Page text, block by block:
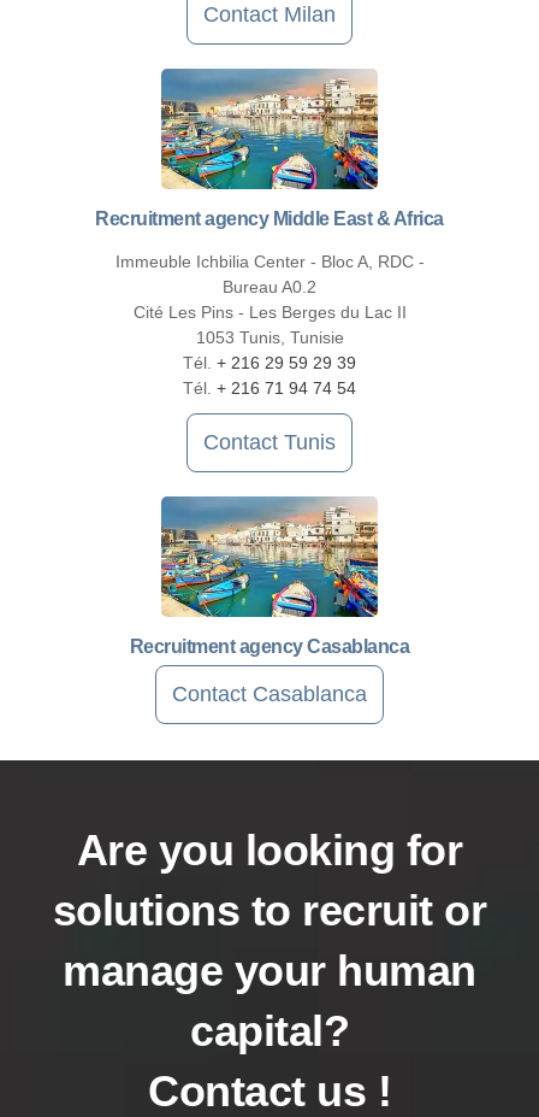
Contact Milan
Recruitment agency Middle East & Africa
Immeuble Ichbilia Center - Bloc A, RDC -
Bureau A0.2
Cité Les Pins - Les Berges du Lac II
1053 Tunis, Tunisie
Tél. + 216 29 59 29 39
Tél. + 216 71 94 74 54
Contact Tunis
Recruitment agency Casablanca
Contact Casablanca
Are you looking for
solutions to recruit or
manage your human
capital?
Contact us !